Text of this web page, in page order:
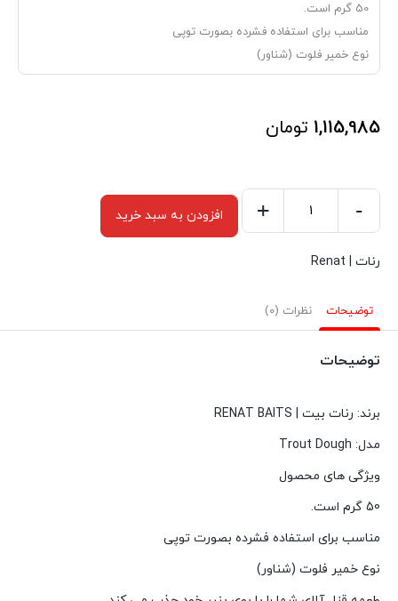
50 گرم است.
مناسب برای استفاده فشرده بصورت توپی
نوع خمیر فلوت (شناور)
1,115,985 تومان
آلای
(شناور)
پنیر
سبز
رنات
,Renat
Cheese
Floating
عدد
-
+ افزودن به سبد خرید
رنات | Renat
توضیحات نظرات (0)
توضیحات
برند: رنات بیت | RENAT BAITS
مدل: Trout Dough
ویژگی های محصول
50 گرم است.
مناسب برای استفاده فشرده بصورت توپی
نوع خمیر فلوت (شناور)